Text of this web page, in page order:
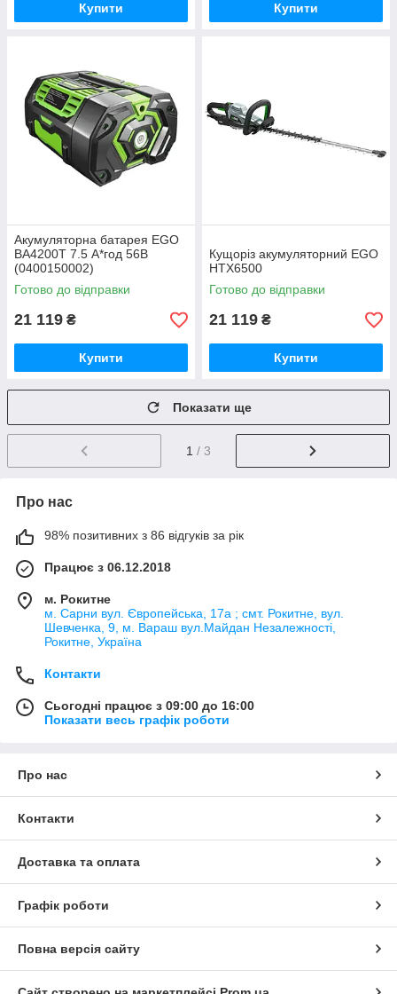
Купити Купити
Акумуляторна батарея EGO
BA4200T 7.5 А*год 56В
(0400150002)
Готово до відправки
21 119 ₴
Купити
Кущоріз акумуляторний EGO
HTX6500
Готово до відправки
21 119 ₴
Купити
Показати ще
1 / 3
Про нас
98% позитивних з 86 відгуків за рік
Працює з 06.12.2018
м. Рокитне
м. Сарни вул. Європейська, 17а ; смт. Рокитне, вул.
Шевченка, 9, м. Вараш вул.Майдан Незалежності,
Рокитне, Україна
Контакти
Сьогодні працює з 09:00 до 16:00
Показати весь графік роботи
Про нас
Контакти
Доставка та оплата
Графік роботи
Повна версія сайту